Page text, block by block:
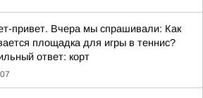
привет. Вчера мы спрашивали: Как
площадка для игры в теннис?
ответ: корт